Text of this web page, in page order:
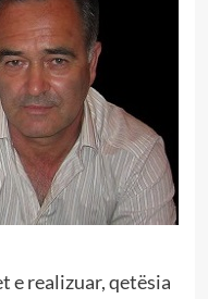
e realizuar, qetësia